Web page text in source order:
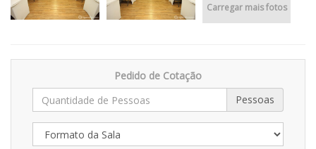
Carregar mais fotos
Pedido de Cotação
Pessoas